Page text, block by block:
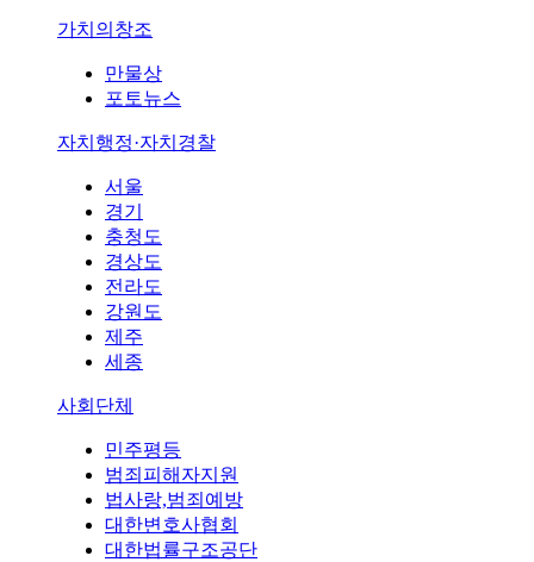
가치의창조
만물상
포토뉴스
자치행정·자치경찰
서울
경기
충청도
경상도
전라도
강원도
제주
세종
사회단체
민주평등
범죄피해자지원
법사랑,범죄예방
대한변호사협회
대한법률구조공단